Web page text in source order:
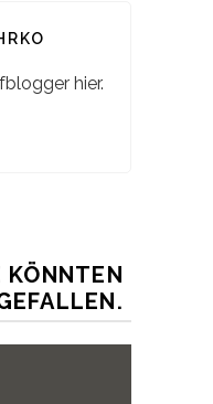
hier.
KÖNNTEN